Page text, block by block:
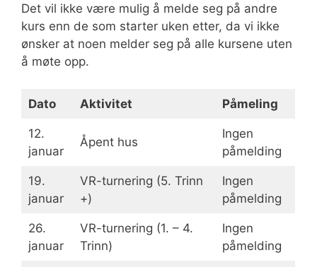
Det vil ikke være mulig å melde seg på andre
kurs enn de som starter uken etter, da vi ikke
ønsker at noen melder seg på alle kursene uten
å møte opp.
Dato Aktivitet Påmeling
12.
januar
Åpent hus
Ingen
påmelding
19.
januar
VR-turnering (5. Trinn
+)
Ingen
påmelding
26.
januar
VR-turnering (1. – 4.
Trinn)
Ingen
påmelding